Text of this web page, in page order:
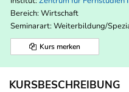
Bereich: Wirtschaft
Seminarart: Weiterbildung/
Kurs merken
KURSBESCHREIBUNG